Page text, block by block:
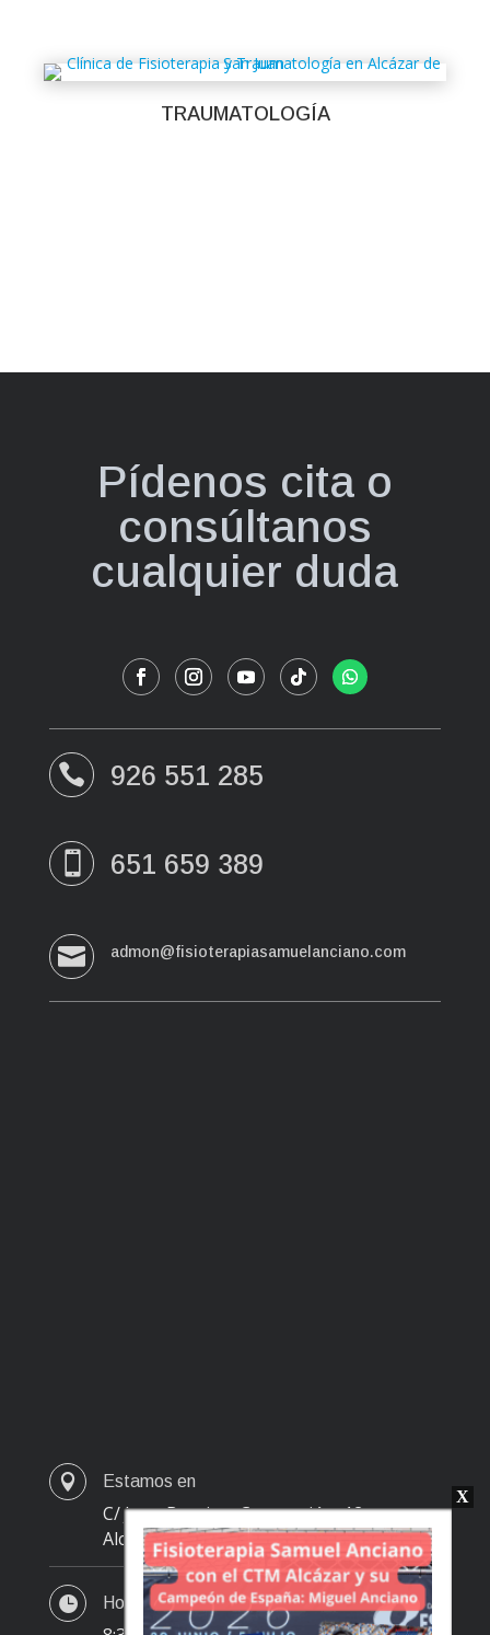
TRAUMATOLOGÍA
Pídenos cita o
consúltanos
cualquier duda
 926 551 285
651 659 389
 admon@fisioterapiasamuelanciano.com
 Estamos en
C/ Juan Bautista Concepción, 12
Alcázar de San Juan
 Horario